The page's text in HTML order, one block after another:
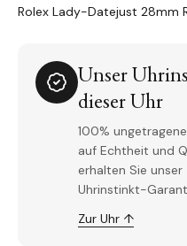
Rolex Lady-Datejust 28mm
Unser
dieser Uhr
100%
auf Echtheit und
erhalten Sie
Uhrinstinkt-
Zur Uhr ↑